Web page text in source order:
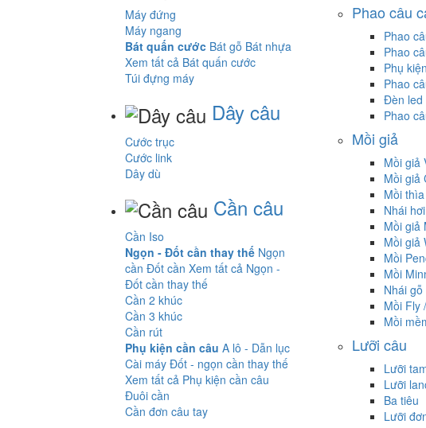
Máy đứng
Máy ngang
Bát quấn cước Bát gỗ Bát nhựa
Xem tất cả Bát quấn cước
Túi đựng máy
Dây câu
Cước trục
Cước link
Dây dù
Cần câu
Cần Iso
Ngọn - Đốt cần thay thế Ngọn
cần Đốt cần Xem tất cả Ngọn -
Đốt cần thay thế
Cần 2 khúc
Cần 3 khúc
Cần rút
Phụ kiện cần câu A lô - Dẫn lục
Cài máy Đốt - ngọn cần thay thế
Xem tất cả Phụ kiện cần câu
Đuôi cần
Cần đơn câu tay
Phao câu
Phao
Phao
Phụ
Phao
Đèn led
Phao
Mồi giả
Mồi giả
Mồi giả
Mồi thìa
Nhái
Mồi giả
Mồi giả
Mồi
Mồi
Nhái
Mồi Fly
Mồi
Lưỡi câu
Lưỡi
Lưỡi
Ba tiêu
Lưỡi